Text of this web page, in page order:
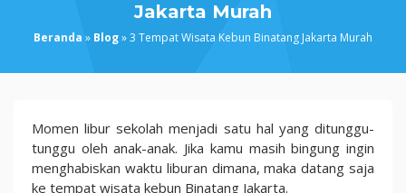
Jakarta Murah
Beranda » Blog»3 Tempat Wisata Kebun Binatang Jakarta Murah
3
Tempat
Wisata
Kebun
Momen libur sekolah menjadi satu hal yang ditunggu-
tunggu oleh anak-anak. Jika kamu masih bingung ingin
menghabiskan waktu liburan dimana, maka datang saja
ke tempat wisata kebun Binatang Jakarta.